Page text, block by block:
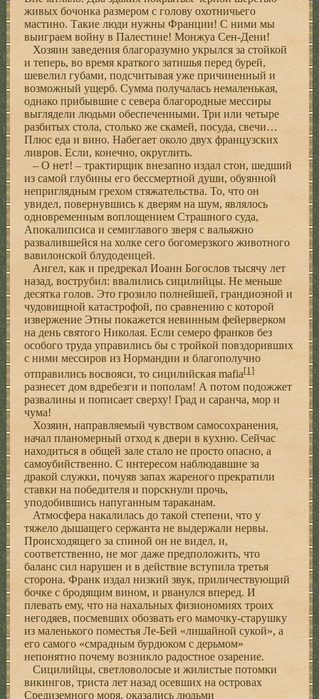
живых бочонка размером с голову охотничьего
мастино. Такие люди нужны Франции! С ними мы
выиграем войну в Палестине! Монжуа Сен-Дени!
Хозяин заведения благоразумно укрылся за стойкой
и теперь, во время краткого затишья перед бурей,
шевелил губами, подсчитывая уже причиненный и
возможный ущерб. Сумма получалась немаленькая,
однако прибывшие с севера благородные мессиры
выглядели людьми обеспеченными. Три или четыре
разбитых стола, столько же скамей, посуда, свечи…
Плюс еда и вино. Набегает около двух французских
ливров. Если, конечно, округлить.
– О нет! – трактирщик внезапно издал стон, шедший
из самой глубины его бессмертной души, обуянной
неприглядным грехом стяжательства. То, что он
увидел, повернувшись к дверям на шум, являлось
одновременным воплощением Страшного суда,
Апокалипсиса и семиглавого зверя с вальяжно
развалившейся на холке сего богомерзкого животного
вавилонской блудодеицей.
Ангел, как и предрекал Иоанн Богослов тысячу лет
назад, вострубил: ввалились сицилийцы. Не меньше
десятка голов. Это грозило полнейшей, грандиозной и
чудовищной катастрофой, по сравнению с которой
извержение Этны покажется невинным фейерверком
на день святого Николая. Если семеро франков без
особого труда управились бы с тройкой повздоривших
с ними мессиров из Нормандии и благополучно
отправились восвояси, то сицилийская mafia[1]
разнесет дом вдребезги и пополам! А потом подожжет
развалины и пописает сверху! Град и саранча, мор и
чума!
Хозяин, направляемый чувством самосохранения,
начал планомерный отход к двери в кухню. Сейчас
находиться в общей зале стало не просто опасно, а
самоубийственно. С интересом наблюдавшие за
дракой служки, почуяв запах жареного прекратили
ставки на победителя и порскнули прочь,
уподобившись напуганным тараканам.
Атмосфера накалилась до такой степени, что у
тяжело дышащего сержанта не выдержали нервы.
Происходящего за спиной он не видел, и,
соответственно, не мог даже предположить, что
баланс сил нарушен и в действие вступила третья
сторона. Франк издал низкий звук, приличествующий
бочке с бродящим вином, и рванулся вперед. И
плевать ему, что на нахальных физиономиях троих
негодяев, посмевших обозвать его мамочку-старушку
из маленького поместья Ле-Бей «лишайной сукой», а
его самого «смрадным бурдюком с дерьмом»
непонятно почему возникло радостное озарение.
Сицилийцы, светловолосые и жилистые потомки
викингов, триста лет назад осевших на островах
Средиземного моря, оказались людьми